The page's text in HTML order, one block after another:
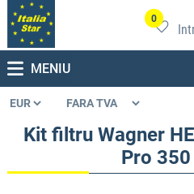
0
MENIU
Kit filtru Wagner
Pro